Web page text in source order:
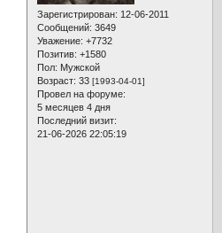
Зарегистрирован: 12-06-2011
Сообщений: 3649
Уважение: +7732
Позитив: +1580
Пол: Мужской
Возраст: 33 [1993-04-01]
Провел на форуме:
5 месяцев 4 дня
Последний визит:
21-06-2026 22:05:19